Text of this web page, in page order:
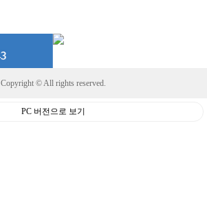
Copyright © All rights reserved.
PC 버전으로 보기